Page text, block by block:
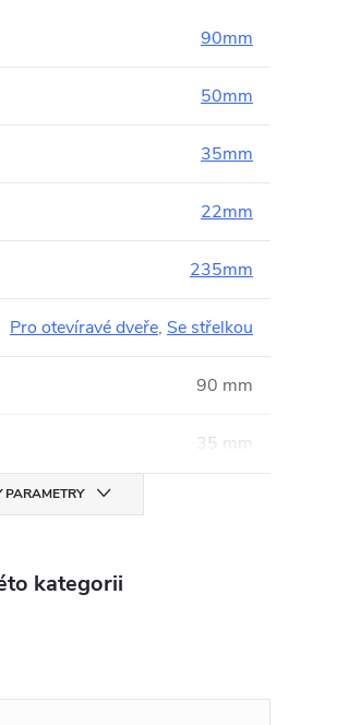
90mm
50mm
35mm
22mm
235mm
Pro otevíravé dveře, Se střelkou
90 mm
35 mm
PARAMETRY
kategorii